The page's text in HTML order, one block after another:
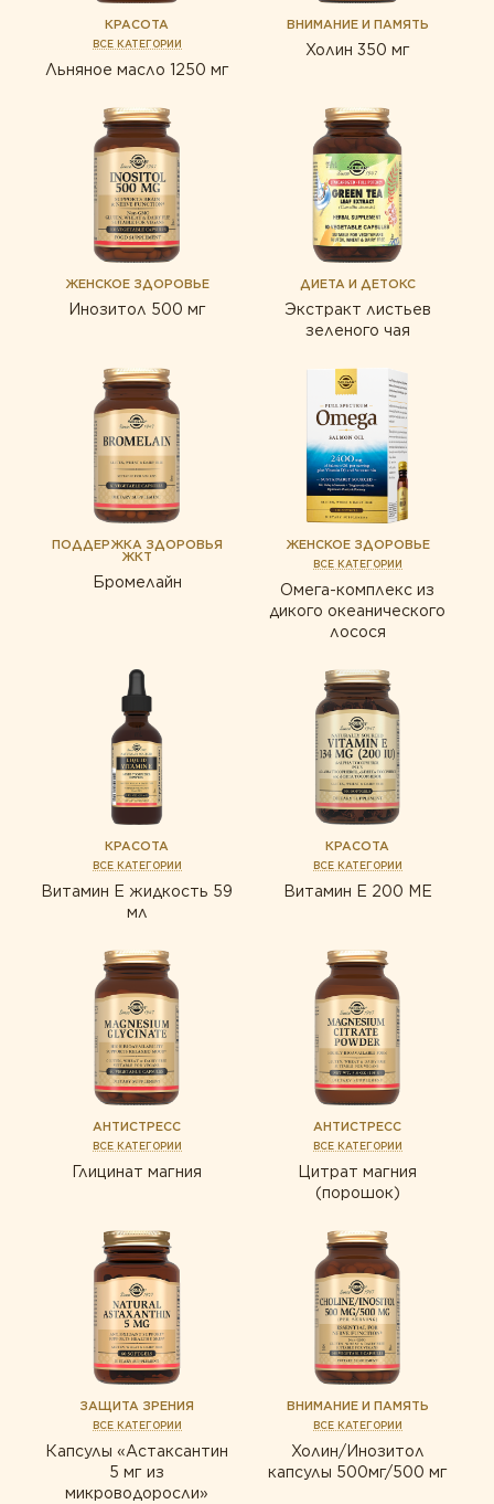
Белки и аминокислоты
Жирные кислоты
Комплексы
Коэнзим
Минералы
Пробиотики
Ферменты
КРАСОТА
ВСЕ КАТЕГОРИИ
Льняное масло 1250 мг
ВНИМАНИЕ И ПАМЯТЬ
Холин 350 мг
ЖЕНСКОЕ ЗДОРОВЬЕ
Инозитол 500 мг
ДИЕТА И ДЕТОКС
Экстракт листьев
зеленого чая
ПОДДЕРЖКА ЗДОРОВЬЯ
ЖКТ
Бромелайн
ЖЕНСКОЕ ЗДОРОВЬЕ
ВСЕ КАТЕГОРИИ
Омега-комплекс из
дикого океанического
лосося
КРАСОТА
ВСЕ КАТЕГОРИИ
Витамин Е жидкость 59
мл
КРАСОТА
ВСЕ КАТЕГОРИИ
Витамин Е 200 МЕ
АНТИСТРЕСС
ВСЕ КАТЕГОРИИ
Глицинат магния
АНТИСТРЕСС
ВСЕ КАТЕГОРИИ
Цитрат магния
(порошок)
ЗАЩИТА ЗРЕНИЯ
ВСЕ КАТЕГОРИИ
Капсулы «Астаксантин
5 мг из
микроводоросли»
ВНИМАНИЕ И ПАМЯТЬ
ВСЕ КАТЕГОРИИ
Холин/Инозитол
капсулы 500мг/500 мг